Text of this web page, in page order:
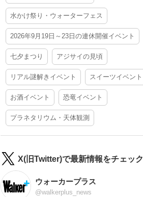
水かけ祭り・ウォーターフェス
2026年9月19日～23日の連休開催イベント
七夕まつり アジサイの見頃
リアル謎解きイベント スイーツイベント
お酒イベント 恐竜イベント
プラネタリウム・天体観測
X(旧Twitter)で最新情報をチェック
ウォーカープラス
@walkerplus_news